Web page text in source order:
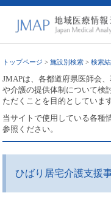
トップページ >施設別検索 >検索
JMAPは、各都道府県医師会
や介護の提供体制について検
ただくことを目的としています
当サイトで使用している各種
参照ください。
ひばり居宅介護支援